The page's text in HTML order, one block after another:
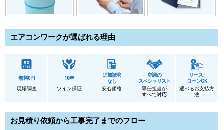
エアコンワークが選ばれる理由
無料0円
現場調査
10年
ツイン保証
追加請求
なし
安心価格
空調の
スペシャリスト
専任担当が
すべて対応
リース･
ローンOK
選べるお支払方
法
お見積り依頼から工事完了までのフロー